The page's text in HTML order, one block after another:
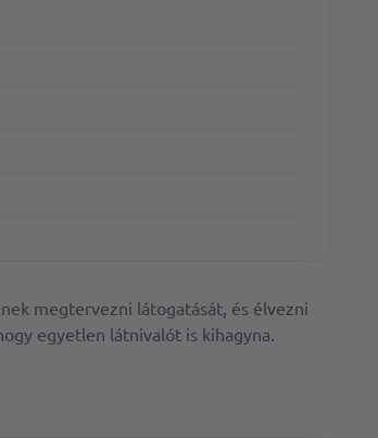
megtervezni látogatását, és élvezni
egyetlen látnivalót is kihagyna.